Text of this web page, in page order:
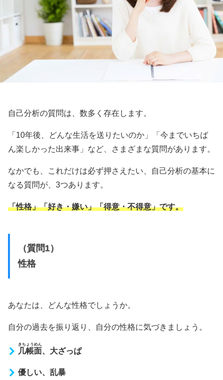
自己分析の質問は、数多く存在します。
「10年後、どんな生活を送りたいのか」「今までいちば
ん楽しかった出来事」など、さまざまな質問があります。
なかでも、これだけは必ず押さえたい、自己分析の基本に
なる質問が、3つあります。
「性格」「好き・嫌い」「得意・不得意」です。
（質問1）
性格
あなたは、どんな性格でしょうか。
自分の過去を振り返り、自分の性格に気づきましょう。
几帳面
きちょうめん
、大ざっぱ
優しい、乱暴